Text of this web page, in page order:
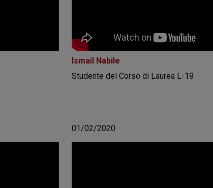
Ismail Nabile
Studente del Corso di Laurea L-19
01/02/2020